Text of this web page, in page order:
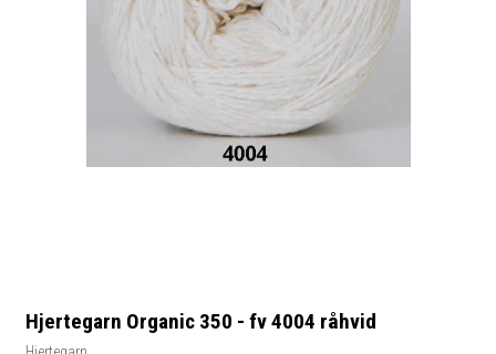
Hjertegarn Organic 350 - fv 4004 råhvid